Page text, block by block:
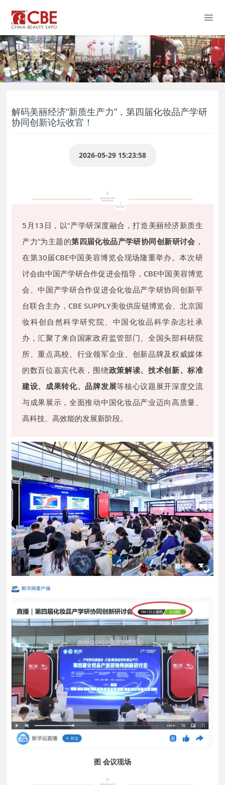
解码美丽经济“新质生产力”，第四届化妆品产学研
协同创新论坛收官！
2026-05-29 15:23:58
5月13日，以“产学研深度融合，打造美丽经济新质生
产力”为主题的第四届化妆品产学研协同创新研讨会 ，
在第30届CBE中国美容博览会现场隆重举办。本次研
讨会由中国产学研合作促进会指导， CBE中国美容博览
会、中国产学研合作促进会化妆品产学研协同创新平
台联合主办，CBE SUPPLY美妆供应链博览会、北京国
妆科创自然科学研究院、中国化妆品科学杂志社承
办，汇聚了来自国家政府监管部门、全国头部科研院
所、重点高校、行业领军企业、创新品牌及权威媒体
的数百位嘉宾代表，围绕政策解读、技术创新、标准
建设、成果转化、品牌发展等核心议题展开深度交流
与成果展示，全面推动中国化妆品产业迈向高质量、
高科技、高效能的发展新阶段。
图 会议现场